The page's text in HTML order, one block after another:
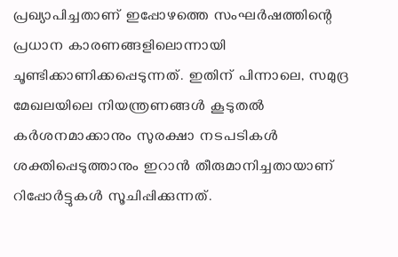
പ്രഖ്യാപിച്ചതാണ് ഇപ്പോഴത്തെ സംഘർഷത്തിന്റെ
പ്രധാന കാരണങ്ങളിലൊന്നായി
ചൂണ്ടിക്കാണിക്കപ്പെടുന്നത്. ഇതിന് പിന്നാലെ, സമുദ്ര
മേഖലയിലെ നിയന്ത്രണങ്ങൾ കൂടുതൽ
കർശനമാക്കാനും സുരക്ഷാ നടപടികൾ
ശക്തിപ്പെടുത്താനും ഇറാൻ തീരുമാനിച്ചതായാണ്
റിപ്പോർട്ടുകൾ സൂചിപ്പിക്കുന്നത്.